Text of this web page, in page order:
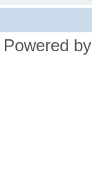
Powered by